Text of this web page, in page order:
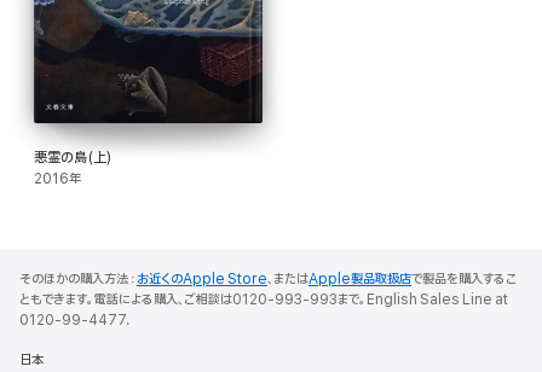
悪霊の島(上)
2016年
そのほかの購入方法： お近くのApple Store、またはApple製品取扱店で製品を購入するこ
ともできます。電話による購入、ご相談は0120-993-993まで。English Sales Line at
0120-99-4477.
日本